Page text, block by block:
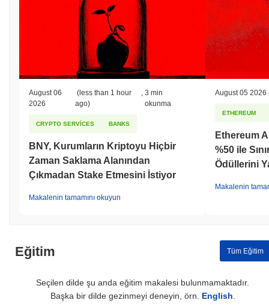
August 06
2026
(less than 1 hour
ago)
, 3 min
okunma
CRYPTO SERVICES BANKS
BNY, Kurumların Kriptoyu Hiçbir
Zaman Saklama Alanından
Çıkmadan Stake Etmesini İstiyor
Makalenin tamamını okuyun
August 05 2026
ETHEREUM
Ethereum
%50 ile
Ödüllerini
Makalenin
Eğitim Tüm Eğitim
Seçilen dilde şu anda eğitim makalesi bulunmamaktadır.
Başka bir dilde gezinmeyi deneyin, örn. English.